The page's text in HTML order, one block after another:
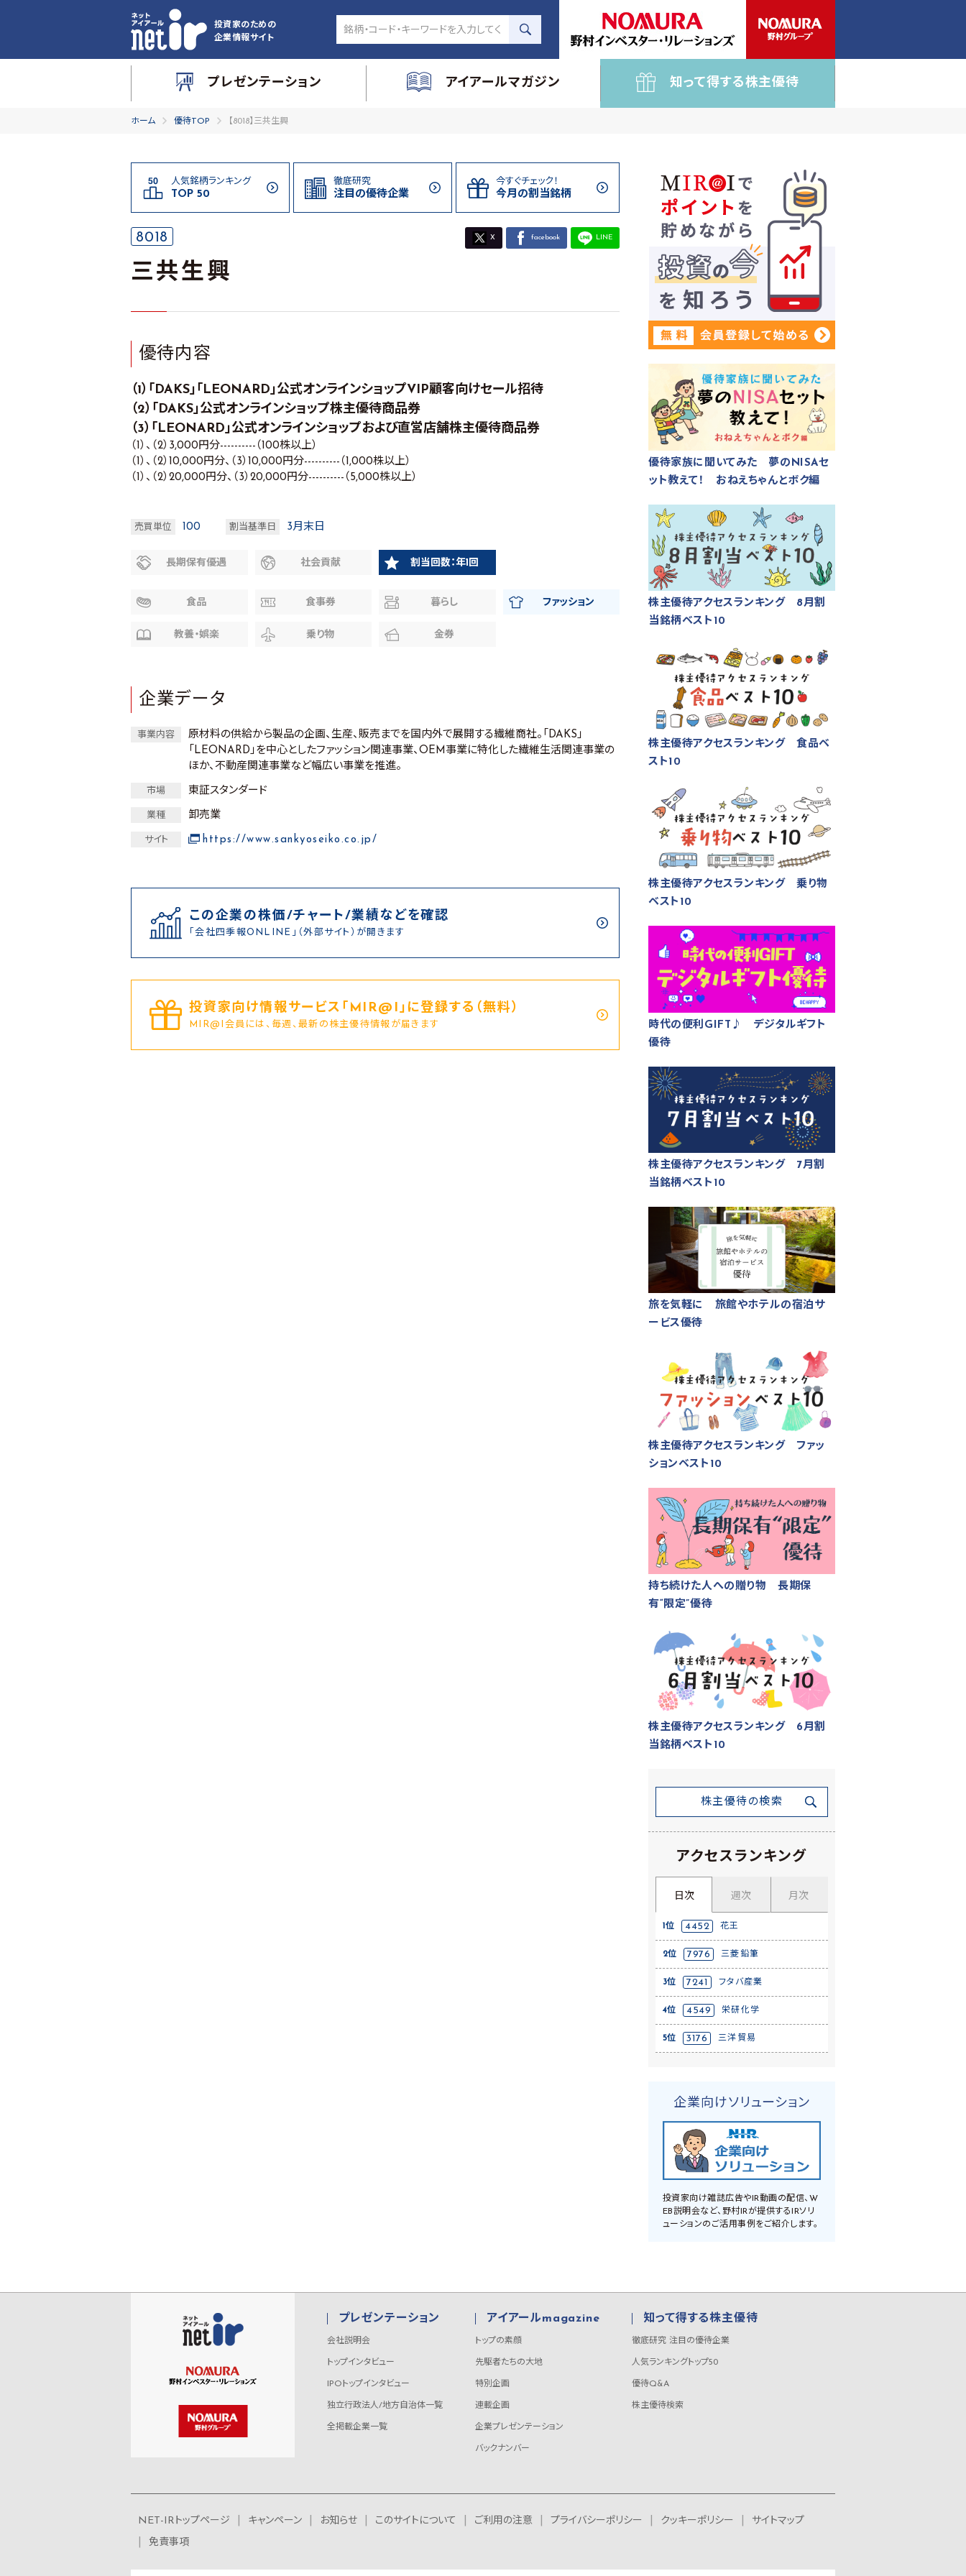
投資家のための
企業情報サイト
プレゼンテーション アイアールマガジン 知って得する株主優待
ホーム 優待TOP 【8018】三共生興
人気銘柄ランキング
TOP 50
徹底研究
注目の優待企業
今すぐチェック！
今月の割当銘柄
8018 X facebook LINE
三共生興
優待内容
（1）「DAKS」「LEONARD」公式オンラインショップVIP顧客向けセール招待
（2）「DAKS」公式オンラインショップ株主優待商品券
（3）「LEONARD」公式オンラインショップおよび直営店舗株主優待商品券
（1）、（2）3,000円分----------（100株以上）
（1）、（2）10,000円分、（3）10,000円分----------（1,000株以上）
（1）、（2）20,000円分、（3）20,000円分----------（5,000株以上）
売買単位 100 割当基準日 3月末日
長期保有優遇 社会貢献 割当回数：年1回
食品 食事券 暮らし ファッション
教養・娯楽 乗り物 金券
企業データ
事業内容
原材料の供給から製品の企画、生産、販売までを国内外で展開する繊維商社。「DAKS」
「LEONARD」を中心としたファッション関連事業、OEM事業に特化した繊維生活関連事業の
ほか、不動産関連事業など幅広い事業を推進。
市場 東証スタンダード
業種 卸売業
サイト https://www.sankyoseiko.co.jp/
この企業の株価/チャート/業績などを確認
「会社四季報ONLINE」（外部サイト）が開きます
投資家向け情報サービス｢MIR@I｣に登録する（無料）
MIR@I会員には、毎週、最新の株主優待情報が届きます
優待家族に聞いてみた 夢のNISAセ
ット教えて！ おねえちゃんとボク編
株主優待アクセスランキング 8月割
当銘柄ベスト10
株主優待アクセスランキング 食品ベ
スト10
株主優待アクセスランキング 乗り物
ベスト10
時代の便利GIFT♪ デジタルギフト
優待
株主優待アクセスランキング 7月割
当銘柄ベスト10
旅を気軽に 旅館やホテルの宿泊サ
ービス優待
株主優待アクセスランキング ファッ
ションベスト10
持ち続けた人への贈り物 長期保
有“限定”優待
株主優待アクセスランキング 6月割
当銘柄ベスト10
株主優待の検索
アクセスランキング
日次 週次 月次
1位 4452 花王
2位 7976 三菱鉛筆
3位 7241 フタバ産業
4位 4549 栄研化学
5位 3176 三洋貿易
企業向けソリューション
投資家向け雑誌広告やIR動画の配信、W
EB説明会など、野村IRが提供するIRソリ
ューションのご活用事例をご紹介します。
プレゼンテーション
会社説明会
トップインタビュー
IPOトップインタビュー
独立行政法人/地方自治体一覧
全掲載企業一覧
アイアールmagazine
トップの素顔
先駆者たちの大地
特別企画
連載企画
企業プレゼンテーション
バックナンバー
知って得する株主優待
徹底研究 注目の優待企業
人気ランキングトップ50
優待Q&A
株主優待検索
NET-IRトップページ キャンペーン お知らせ このサイトについて ご利用の注意 プライバシーポリシー クッキーポリシー
サイトマップ
免責事項